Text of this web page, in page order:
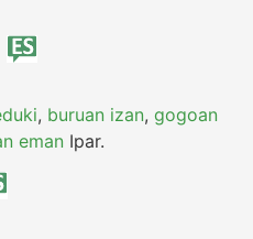
, buruan izan,gogoan
eman Ipar.